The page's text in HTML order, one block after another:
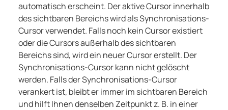
automatisch erscheint. Der aktive Cursor innerhalb
des sichtbaren Bereichs wird als Synchronisations-
Cursor verwendet. Falls noch kein Cursor existiert
oder die Cursors außerhalb des sichtbaren
Bereichs sind, wird ein neuer Cursor erstellt. Der
Synchronisations-Cursor kann nicht gelöscht
werden. Falls der Synchronisations-Cursor
verankert ist, bleibt er immer im sichtbaren Bereich
und hilft Ihnen denselben Zeitpunkt z. B. in einer